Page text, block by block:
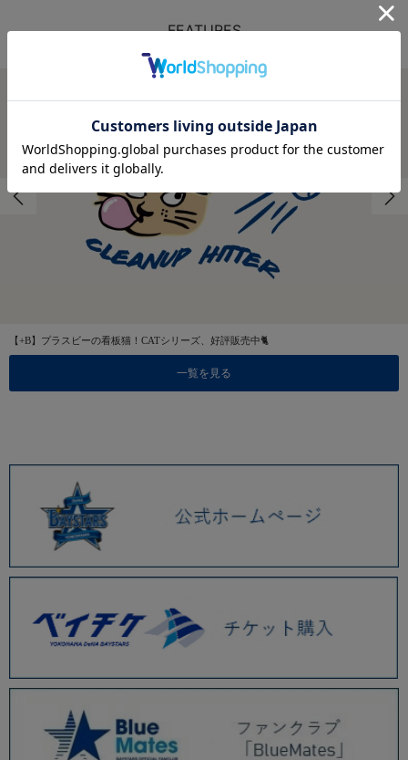
FEATURES
【+B】プラスビーの看板猫！CATシリーズ、好評販売中🐈
一覧を見る